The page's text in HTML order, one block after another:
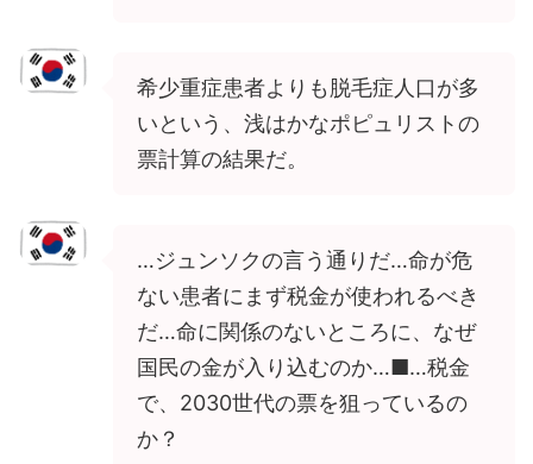
希少重症患者よりも脱毛症人口が多
いという、浅はかなポピュリストの
票計算の結果だ。
…ジュンソクの言う通りだ…命が危
ない患者にまず税金が使われるべき
だ…命に関係のないところに、なぜ
国民の金が入り込むのか…■…税金
で、2030世代の票を狙っているの
か？